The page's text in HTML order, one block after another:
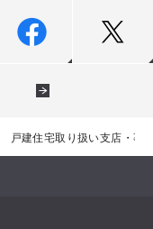
戸建住宅取り扱い支店・事